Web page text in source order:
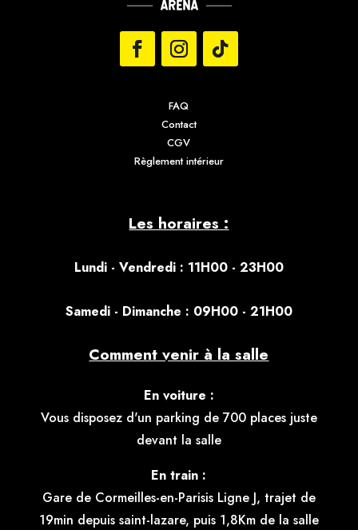
FAQ
Contact
CGV
Règlement intérieur
Les horaires :
Lundi - Vendredi : 11H00 - 23H00
Samedi - Dimanche : 09H00 - 21H00
Comment venir à la salle
En voiture :
Vous disposez d'un parking de 700 places juste
devant la salle
En train :
Gare de Cormeilles-en-Parisis Ligne J, trajet de
19min depuis saint-lazare, puis 1,8Km de la salle